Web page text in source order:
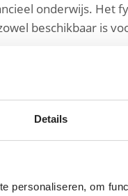
Details
personaliseren, om
onderwijs. Het
beschikbaar is